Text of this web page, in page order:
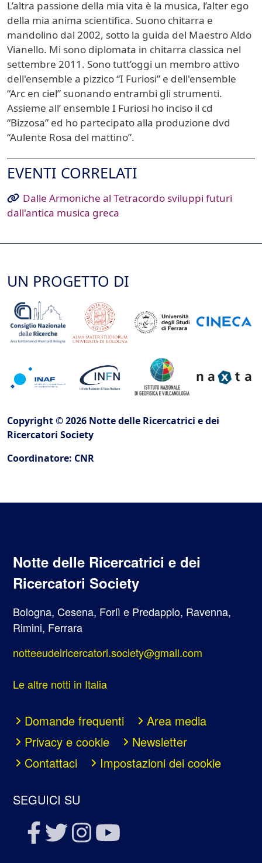
L’altra passione della mia vita è la musica, l’alter ego
della mia anima scientifica. Suono chitarra e
mandolino dal 2002, sotto la guida del Maestro Aldo
Vianello. Mi sono diplomata in chitarra classica nel
settembre 2011. Sono tutt’oggi un membro attivo
dell'ensemble a pizzico “I Furiosi” e dell'ensemble
“Arc en ciel” suonando entrambi gli strumenti.
Assieme all’ ensemble I Furiosi ho inciso il cd
“Bizzosa” ed ho partecipato alla produzione dvd
“Aulente Rosa del mattino”.
EVENTI CORRELATI
Dalle Armoniche al Tetracordo sviluppi futuri
dall'antica musica greca
UN PROGETTO DI
Copyright © 2026 Notte delle Ricercatrici e dei
Ricercatori Society
Coordinatore: CNR
Notte delle Ricercatrici e dei
Ricercatori Society
Bologna, Cesena, Forlì e Predappio, Ravenna,
Rimini, Ferrara
notteeudeiricercatori.society@gmail.com
Le altre notti in Italia
Domande frequenti
Area media
Privacy e cookie
Newsletter
Contattaci
Impostazioni dei cookie
SEGUICI SU